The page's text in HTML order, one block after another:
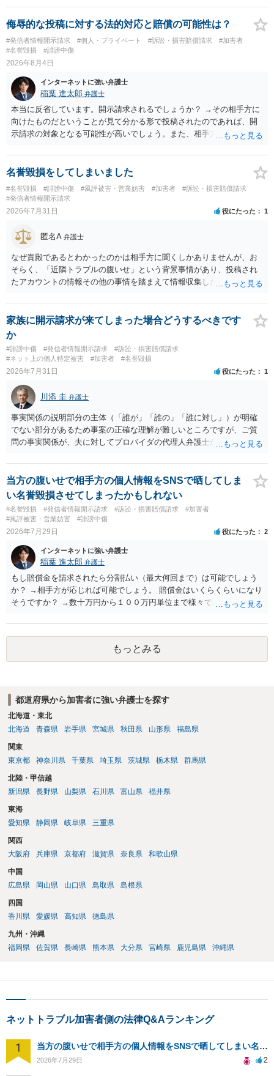
が生まれた日より五年以上前の日に生まれた者に限る。）は、一年以
下の拘禁刑又は五十万円以下の罰金に処する。 一 威迫し、偽計を用
い又は誘惑して面会を要求すること。 二 拒まれたにもかかわらず、
反復して面会を要求すること。 三 金銭その他の利益を供与し、又は
その申込み若しくは約束をして面会を要求すること。 2前項の罪を犯
二年以下の拘禁刑又は百万円以下の罰金に処する。
侮辱的な投稿に対する法的対応と賠償の可能性は？
#発信者情報開示請求 #個人・プライベート #訴訟・損害賠償請求
#加害者
#名誉毀損
#誹謗中傷
2026年8月4日
インターネットに強い弁護士
稲葉 進太郎 弁護士
本当に反省しています。開示請求されるでしょうか？ →その相手方に
向けたものだということが見て分かる形で投稿されたのであれば、開
示請求の対象となる可能性が高いでしょう。また、相手方の投稿した
と存じます。発信者情報開示請求が進むと、投稿に使った回線の契約
者のところに、意見照会がなされます。アカウント情報開示の場合
は、アカウントの登録メールに意見照会がなされます。 また、された
場合賠償金はいくらでしょうか。 →ケースバイケースであり、数万円
から１００万単位まで様々でしょう。裁判外であれば交渉して相手方
名誉毀損をしてしまいました
#名誉毀損 #誹謗中傷 #風評被害・営業妨害 #加害者
#訴訟・損害賠償請求
#発信者情報開示請求
2026年7月31日 役にたった 1
匿名A 弁護士
なぜ貴殿であるとわかったのかは相手方に聞くしかありませんが、お
そらく、「近隣トラブルの腹いせ」という背景事情があり、投稿され
たアカウントの情報その他の事情を踏まえて情報収集した結果、この
貴殿が投稿した事実を認めてしまったことで「答え合わせ」になって
しまったのではないでしょうか。 相手方の動きについても、相手方次
第ですので何とも言えません。公開の場で回答するには情報が乏し
く、ここで詳細を明らかにすることは事案の特定に繋がってしまうの
で、弁護士へ直接相談した方がよいです。
家族に開示請求が来てしまった場合どうするべきです
か
#誹謗中傷 #発信者情報開示請求
#訴訟・損害賠償請求
#ネット上の個人特定被害
#加害者 #名誉毀損
2026年7月31日 役にたった 1
川添 圭 弁護士
事実関係の説明部分の主体（「誰が」「誰の」「誰に対し」）が明確
でない部分があるため事案の正確な理解が難しいところですが、ご質
問の事実関係が、夫に対してプロバイダの代理人弁護士から発信者情
情報として夫の氏名と住所が開示され、開示請求者（の代理人弁護
士）が、夫に対して内容証明郵便を送ったり訴訟の提起がなされたり
する可能性があるように思われます。この場合は、開示請求者（とあ
る女性？）の代理人弁護士へ、実は投稿者があなたであるという内容
とともに、あなたから連絡することもあり得ます。 夫がクレーム電話
を入れた「相手方の法律事務所」というのがプロバイダの代理人の事
ですが、もし前者であれば、書類の再送要請にはあまり意味はなく、
一方、後者であるなら、夫を被告として提訴に至る可能性も考える必
要が出てきます。 あなたと夫との夫婦関係の状況（別居中なのか、夫
婦関係は良好なのか、あなたが夫へ嘘をついたのか等）がよくわから
ないところがあり、実際にどのような対応がベターなのかを正確に検
で弁護士へ直接相談するべきでしょう。
当方の腹いせで相手方の個人情報をSNSで晒してしま
い名誉毀損させてしまったかもしれない
#名誉毀損 #発信者情報開示請求 #訴訟・損害賠償請求
#加害者
#風評被害・営業妨害
#誹謗中傷
2026年7月29日 役にたった 2
インターネットに強い弁護士
稲葉 進太郎 弁護士
もし賠償金を請求されたら分割払い（最大何回まで）は可能でしょう
か？ →相手方が応じれば可能でしょう。 賠償金はいくらくらいになり
そうですか？ →数十万円から１００万円単位まで様々であり、不明で
渉が行われ、双方合意に至れば支払が開始され、決裂して相手方が訴
訟提起を選択すれば訴訟の中で解決がなされる流れが通常です。
もっとみる
都道府県から加害者に強い弁護士を探す
北海道・東北
北海道
青森県 岩手県 宮城県 秋田県 山形県 福島県
関東
東京都
神奈川県 千葉県 埼玉県 茨城県 栃木県 群馬県
北陸・甲信越
新潟県
長野県 山梨県 石川県 富山県 福井県
東海
愛知県
静岡県 岐阜県 三重県
関西
大阪府
兵庫県 京都府 滋賀県 奈良県 和歌山県
中国
広島県
岡山県 山口県 鳥取県 島根県
四国
香川県
愛媛県 高知県 徳島県
九州・沖縄
福岡県
佐賀県 長崎県 熊本県 大分県 宮崎県 鹿児島県 沖縄県
ネットトラブル加害者側の法律Q&Aランキング
1 当方の腹いせで相手方の個人情報をSNSで晒してしまい名誉毀損させてしまったかもしれない
2026年7月29日 2